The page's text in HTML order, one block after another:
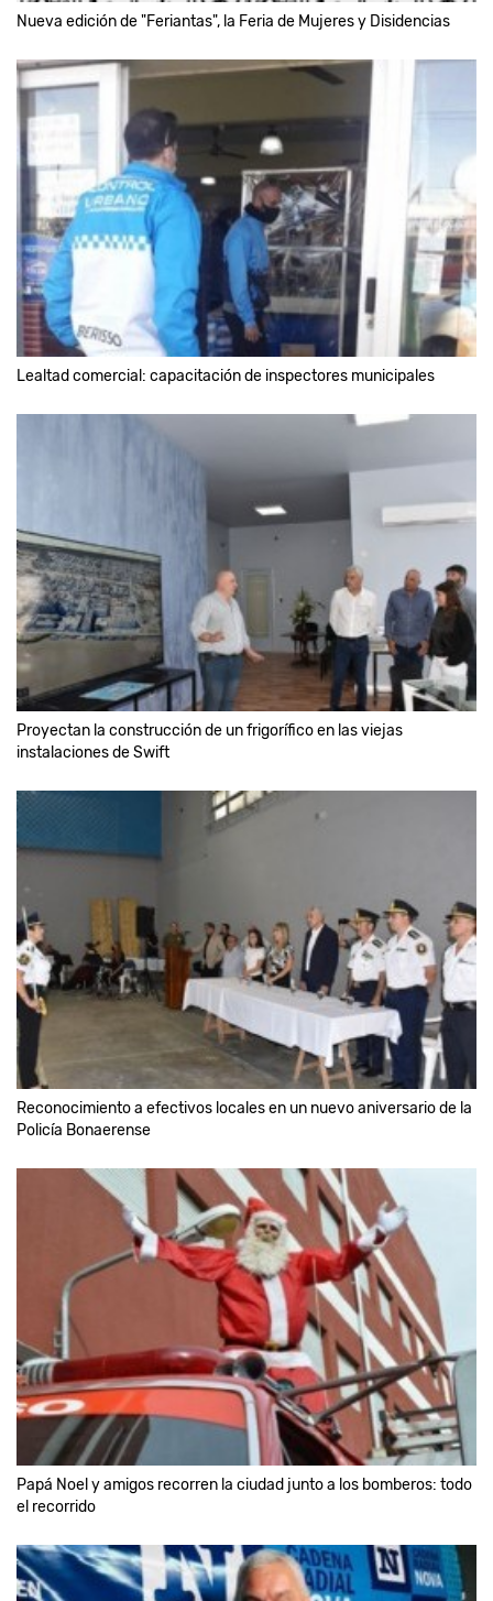
Nueva edición de "Feriantas", la Feria de Mujeres y Disidencias
Lealtad comercial: capacitación de inspectores municipales
Proyectan la construcción de un frigorífico en las viejas
instalaciones de Swift
Reconocimiento a efectivos locales en un nuevo aniversario de la
Policía Bonaerense
Papá Noel y amigos recorren la ciudad junto a los bomberos: todo
el recorrido